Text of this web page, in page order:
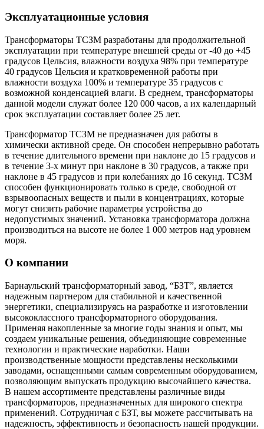
Эксплуатационные условия
Трансформаторы ТСЗМ разработаны для продолжительной
эксплуатации при температуре внешней среды от -40 до +45
градусов Цельсия, влажности воздуха 98% при температуре
40 градусов Цельсия и кратковременной работы при
влажности воздуха 100% и температуре 35 градусов с
возможной конденсацией влаги. В среднем, трансформаторы
данной модели служат более 120 000 часов, а их календарный
срок эксплуатации составляет более 25 лет.
Трансформатор ТСЗМ не предназначен для работы в
химически активной среде. Он способен непрерывно работать
в течение длительного времени при наклоне до 15 градусов и
в течение 3-х минут при наклоне в 30 градусов, а также при
наклоне в 45 градусов и при колебаниях до 16 секунд. ТСЗМ
способен функционировать только в среде, свободной от
взрывоопасных веществ и пыли в концентрациях, которые
могут снизить рабочие параметры устройства до
недопустимых значений. Установка трансформатора должна
производиться на высоте не более 1 000 метров над уровнем
моря.
О компании
Барнаульский трансформаторный завод, “БЗТ”, является
надежным партнером для стабильной и качественной
энергетики, специализируясь на разработке и изготовлении
высококлассного трансформаторного оборудования.
Применяя накопленные за многие годы знания и опыт, мы
создаем уникальные решения, объединяющие современные
технологии и практические наработки. Наши
производственные мощности представлены несколькими
заводами, оснащенными самым современным оборудованием,
позволяющим выпускать продукцию высочайшего качества.
В нашем ассортименте представлены различные виды
трансформаторов, предназначенных для широкого спектра
применений. Сотрудничая с БЗТ, вы можете рассчитывать на
надежность, эффективность и безопасность нашей продукции.